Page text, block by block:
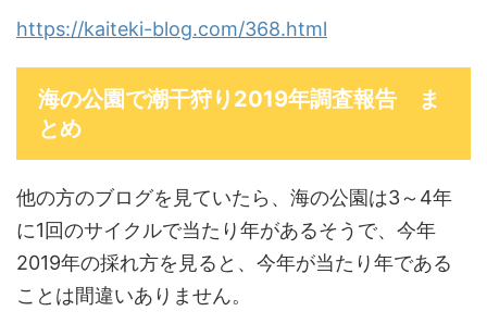
https://kaiteki-blog.com/368.html
海の公園で潮干狩り2019年調査報告 ま
とめ
他の方のブログを見ていたら、海の公園は3～4年
に1回のサイクルで当たり年があるそうで、今年
2019年の採れ方を見ると、今年が当たり年である
ことは間違いありません。